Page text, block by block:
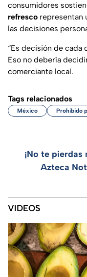
consumidores
refresco representan
las decisiones
“Es decisión de cada
Eso no debería
comerciante local.
Tags relacionados
México Prohibido
¡No te
Azteca
VIDEOS